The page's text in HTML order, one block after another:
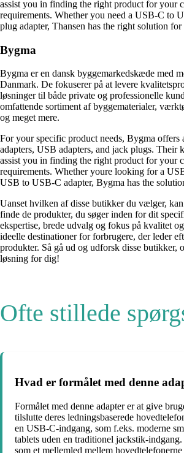
assist you in finding the right product for your
requirements. Whether you need a USB-C to
plug adapter, Thansen has the right solution for
Bygma
Bygma er en dansk byggemarkedskæde med
Danmark. De fokuserer på at levere
løsninger til både private og professionelle
omfattende sortiment af byggematerialer,
og meget mere.
For your specific product needs, Bygma
adapters, USB adapters, and jack plugs. Their
assist you in finding the right product for your
requirements. Whether youre looking for a
USB to USB-C adapter, Bygma has the
Uanset hvilken af disse butikker du vælger,
finde de produkter, du søger inden for dit
ekspertise, brede udvalg og fokus på kvalitet
ideelle destinationer for forbrugere, der leder
produkter. Så gå ud og udforsk disse butikker,
løsning for dig!
Ofte stillede
Hvad er formålet med denne
Formålet med denne adapter er at give
tilslutte deres ledningsbaserede
en USB-C-indgang, som f.eks. moderne
tablets uden en traditionel jackstik-
som et mellemled mellem hovedtelefonerne